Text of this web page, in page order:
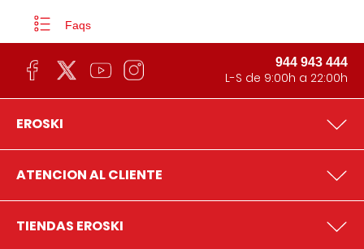
Faqs
944 943 444
L-S de 9:00h a 22:00h
EROSKI
ATENCION AL CLIENTE
TIENDAS EROSKI